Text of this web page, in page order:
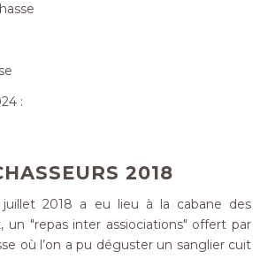
:
2018
juillet 2018 a eu lieu à la cabane des
un "repas inter assiociations" offert par
où l’on a pu déguster un sanglier cuit